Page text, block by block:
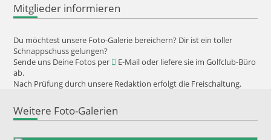
Mitglieder informieren
Du möchtest unsere Foto-Galerie bereichern? Dir ist ein toller
Schnappschuss gelungen?
Sende uns Deine Fotos per
E-Mailoder liefere sie im Golfclub-Büro
ab.
Nach Prüfung durch unsere Redaktion erfolgt die Freischaltung.
Weitere Foto-Galerien